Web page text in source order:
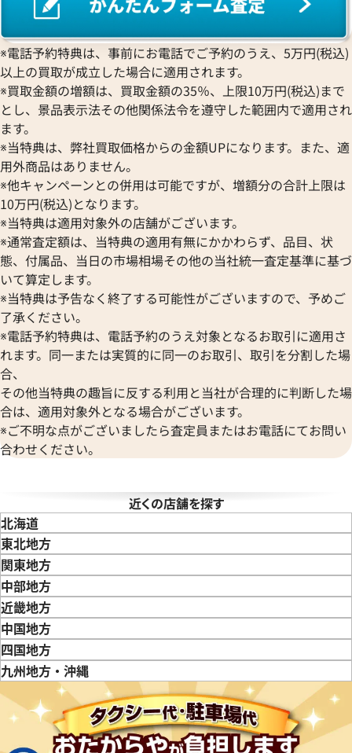
EPOS
Hermes
エルメス
OMEGA
オメガ
ORIENT
オリエント
ORIS
オリス
Audemars Piguet
オーデマ ピゲ
Vacheron Constantin
ヴァシュロン・コンスタンタン
Van Cleef & Arpels
ヴァンクリーフ＆アーペル
Versace
ヴェルサーチ
Wempe
コンコルド
Sinn
ジン
STOWA
ストーヴァ
SEIKO
セイコー
CENTURY
センチュリー
ZENITH
ゼニス
ブライトリング
Blancpain
ブランパン
BVLGARI
ブルガリ
Breguet
ブレゲ
BULOVA
ブローバ
Bell & Ross
ベル＆ロス
BAUME＆MERCIER
ボーム＆メルシエ
BALL Watch
ボール ウォッチ
※電話予約特典は、事前にお電話でご予約のうえ、5万円(税込)
以上の買取が成立した場合に適用されます。
※買取金額の増額は、買取金額の35％、上限10万円(税込)まで
とし、景品表示法その他関係法令を遵守した範囲内で適用され
ます。
※当特典は、弊社買取価格からの金額UPになります。また、適
用外商品はありません。
※他キャンペーンとの併用は可能ですが、増額分の合計上限は
10万円(税込)となります。
※当特典は適用対象外の店舗がございます。
※通常査定額は、当特典の適用有無にかかわらず、品目、状
態、付属品、当日の市場相場その他の当社統一査定基準に基づ
いて算定します。
※当特典は予告なく終了する可能性がございますので、予めご
了承ください。
※電話予約特典は、電話予約のうえ対象となるお取引に適用さ
れます。同一または実質的に同一のお取引、取引を分割した場
合、
その他当特典の趣旨に反する利用と当社が合理的に判断した場
合は、適用対象外となる場合がございます。
※ご不明な点がございましたら査定員またはお電話にてお問い
合わせください。
近くの店舗を探す
北海道
東北地方
青森県岩手県
関東地方
東京都神奈川県
中部地方
新潟県富山県
近畿地方
三重県滋賀県
中国地方
鳥取県島根県
四国地方
徳島県香川県愛媛県
九州地方・沖縄
福岡県
佐賀県 長崎県 熊本県大分県宮崎県鹿児島県